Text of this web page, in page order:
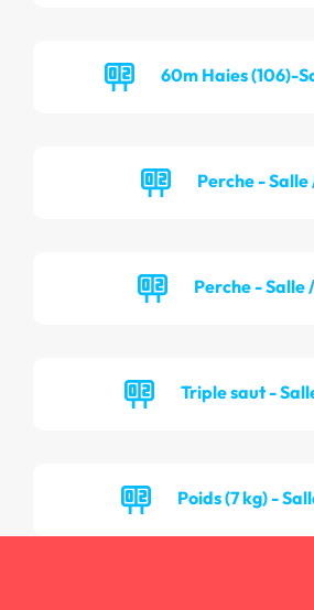
60m Haies (106)-
Perche - Salle
Perche - Salle
Triple saut -
Poids (7 kg) -